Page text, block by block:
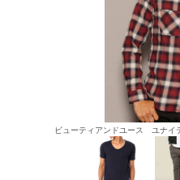
ビューティアンドユース ユナイ